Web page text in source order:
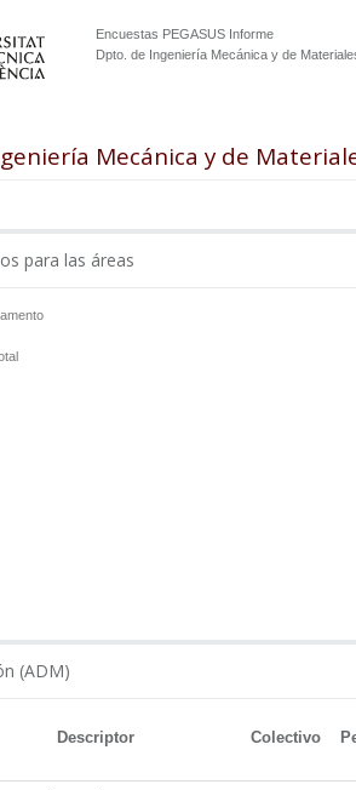
Encuestas PEGASUS Informe
Dpto. de Ingeniería Mecánica y de
Mecánica y de
para las áreas
(ADM)
Descriptor Colectivo